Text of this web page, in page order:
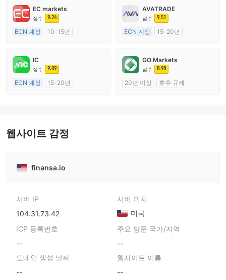
EC markets
점수 9.24
ECN 계정
10-15년
외환 거래 라이선스 (MM)
마스터 레이블 MT4
AVATRADE
점수 9.51
ECN 계정
15-20년
외환 거래 라이선스 (MM)
마스터 레이블 MT4
IC
점수 9.09
ECN 계정
15-20년
GO Markets
점수 8.98
20년 이상
호주 규제
웹사이트 감정
finansa.io
서버 IP
104.31.73.42
서버 위치
미국
ICP 등록번호
--
주요 방문 국가/지역
--
도메인 생성 날짜
--
웹사이트 이름
--